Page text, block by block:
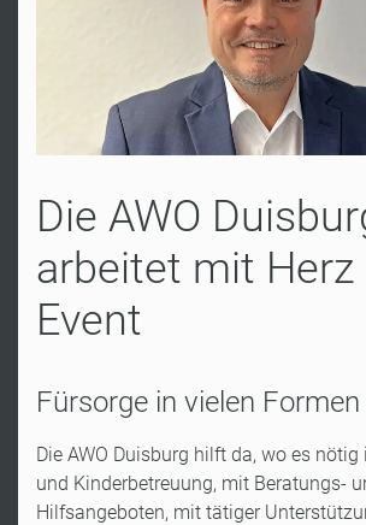
Die AWO
arbeitet mit Herz
Event
Fürsorge in vielen Formen
Die AWO Duisburg hilft da, wo es nötig
und Kinderbetreuung, mit Beratungs-
Hilfsangeboten, mit tätiger